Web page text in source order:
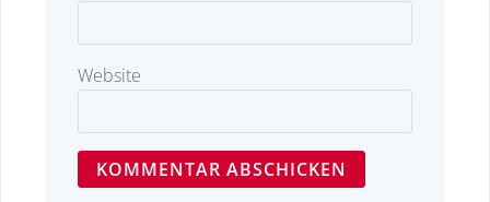
Website